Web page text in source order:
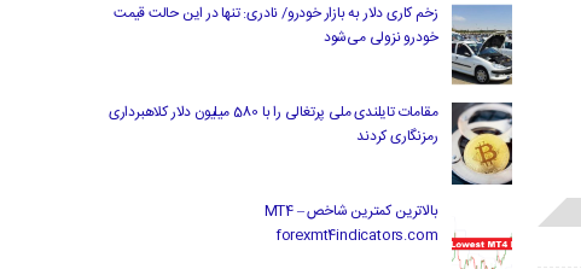
زخم کاری دلار به بازار خودرو/ نادری: تنها در این حالت قیمت
خودرو نزولی می‌شود
مقامات تایلندی ملی پرتغالی را با 580 میلیون دلار کلاهبرداری
رمزنگاری کردند
بالاترین کمترین شاخص MT4 –
forexmt4indicators.com